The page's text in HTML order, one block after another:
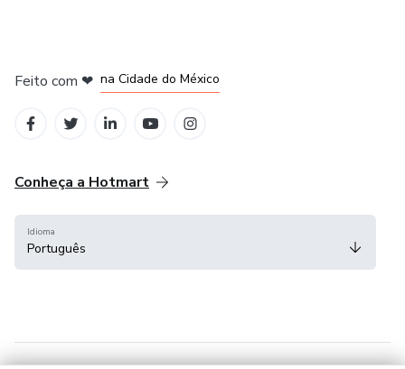
Feito com ❤ na Cidade do México
Conheça a Hotmart
Idioma
Português